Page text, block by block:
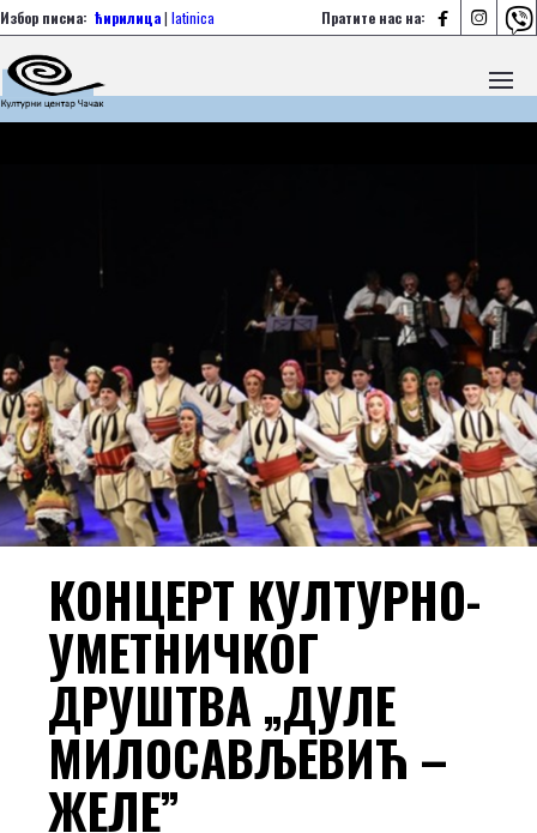
Пратите нас на:   
Избор писма: ћирилица| latinica
КОНЦЕРТ КУЛТУРНО-
УМЕТНИЧКОГ
ДРУШТВА „ДУЛЕ
МИЛОСАВЉЕВИЋ –
ЖЕЛЕ”